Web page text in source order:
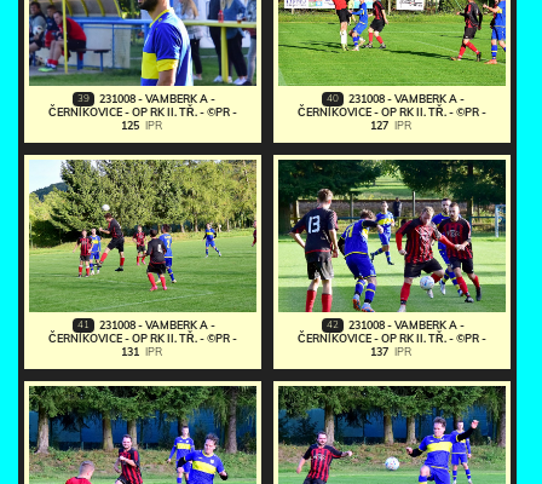
39
231008 - VAMBERK A -
ČERNÍKOVICE - OP RK II. TŘ. - ©PR -
125
IPR
40
231008 - VAMBERK A -
ČERNÍKOVICE - OP RK II. TŘ. - ©PR -
127
IPR
41
231008 - VAMBERK A -
ČERNÍKOVICE - OP RK II. TŘ. - ©PR -
131
IPR
42
231008 - VAMBERK A -
ČERNÍKOVICE - OP RK II. TŘ. - ©PR -
137
IPR